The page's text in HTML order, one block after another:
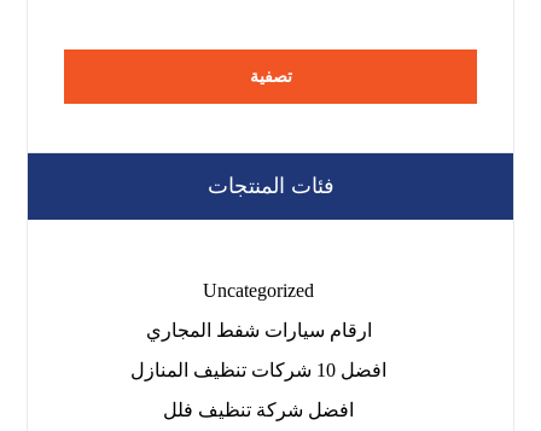
تصفية
فئات المنتجات
Uncategorized
ارقام سيارات شفط المجاري
افضل 10 شركات تنظيف المنازل
افضل شركة تنظيف فلل